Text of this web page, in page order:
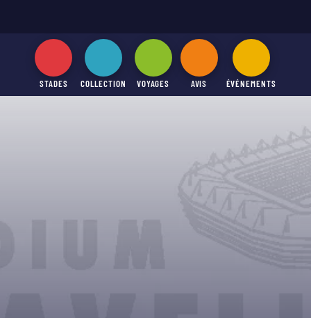
STADES COLLECTION VOYAGES AVIS ÉVÉNEMENTS